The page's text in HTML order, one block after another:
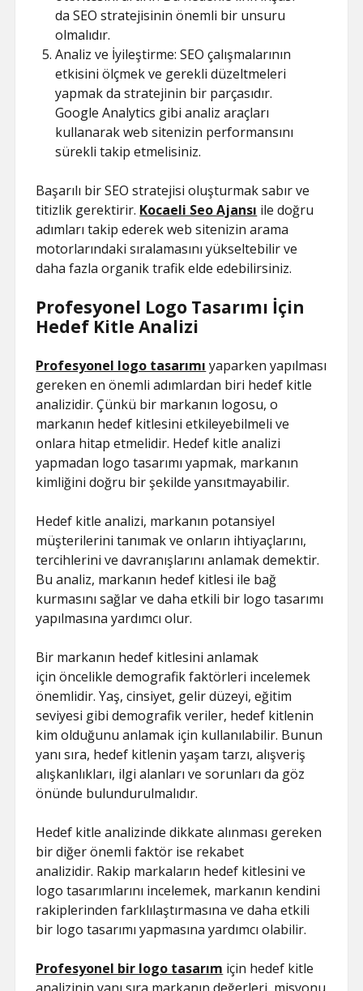
da SEO stratejisinin önemli bir unsuru
olmalıdır.
Analiz ve İyileştirme: SEO çalışmalarının
etkisini ölçmek ve gerekli düzeltmeleri
yapmak da stratejinin bir parçasıdır.
Google Analytics gibi analiz araçları
kullanarak web sitenizin performansını
sürekli takip etmelisiniz.
Başarılı bir SEO stratejisi oluşturmak sabır ve
titizlik gerektirir. Kocaeli Seo Ajansı ile doğru
adımları takip ederek web sitenizin arama
motorlarındaki sıralamasını yükseltebilir ve
daha fazla organik trafik elde edebilirsiniz.
Profesyonel Logo Tasarımı İçin
Hedef Kitle Analizi
Profesyonel logo tasarımı yaparken yapılması
gereken en önemli adımlardan biri hedef kitle
analizidir. Çünkü bir markanın logosu, o
markanın hedef kitlesini etkileyebilmeli ve
onlara hitap etmelidir. Hedef kitle analizi
yapmadan logo tasarımı yapmak, markanın
kimliğini doğru bir şekilde yansıtmayabilir.
Hedef kitle analizi, markanın potansiyel
müşterilerini tanımak ve onların ihtiyaçlarını,
tercihlerini ve davranışlarını anlamak demektir.
Bu analiz, markanın hedef kitlesi ile bağ
kurmasını sağlar ve daha etkili bir logo tasarımı
yapılmasına yardımcı olur.
Bir markanın hedef kitlesini anlamak
için öncelikle demografik faktörleri incelemek
önemlidir. Yaş, cinsiyet, gelir düzeyi, eğitim
seviyesi gibi demografik veriler, hedef kitlenin
kim olduğunu anlamak için kullanılabilir. Bunun
yanı sıra, hedef kitlenin yaşam tarzı, alışveriş
alışkanlıkları, ilgi alanları ve sorunları da göz
önünde bulundurulmalıdır.
Hedef kitle analizinde dikkate alınması gereken
bir diğer önemli faktör ise rekabet
analizidir. Rakip markaların hedef kitlesini ve
logo tasarımlarını incelemek, markanın kendini
rakiplerinden farklılaştırmasına ve daha etkili
bir logo tasarımı yapmasına yardımcı olabilir.
Profesyonel bir logo tasarım için hedef kitle